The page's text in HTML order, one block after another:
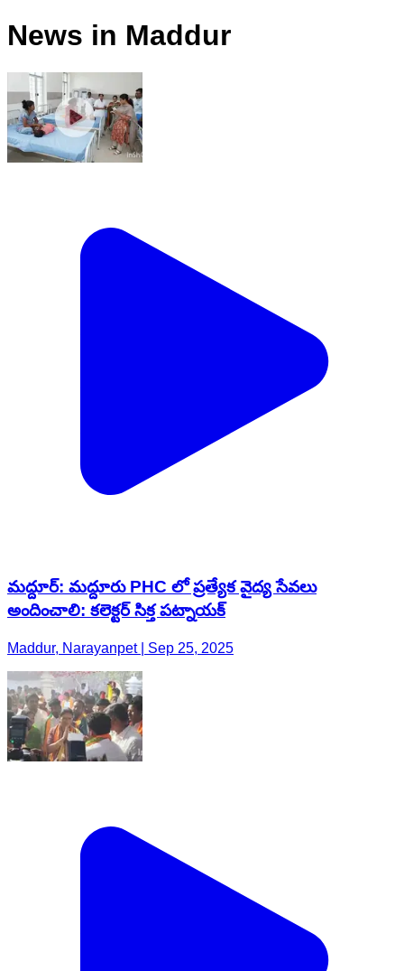
News in Maddur
మద్దూర్: మద్దూరు PHC లో ప్రత్యేక వైద్య సేవలు
అందించాలి: కలెక్టర్ సిక్త పట్నాయక్
Maddur, Narayanpet | Sep 25, 2025